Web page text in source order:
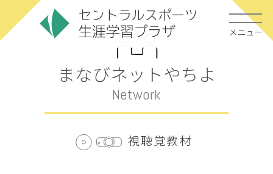
メニュー
まなびネットやちよ
Network
視聴覚教材